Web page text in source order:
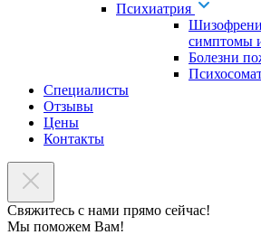
Психиатрия
симптомы
Болезни
Специалисты
Отзывы
Цены
Контакты
Свяжитесь с нами прямо сейчас!
Мы поможем Вам!